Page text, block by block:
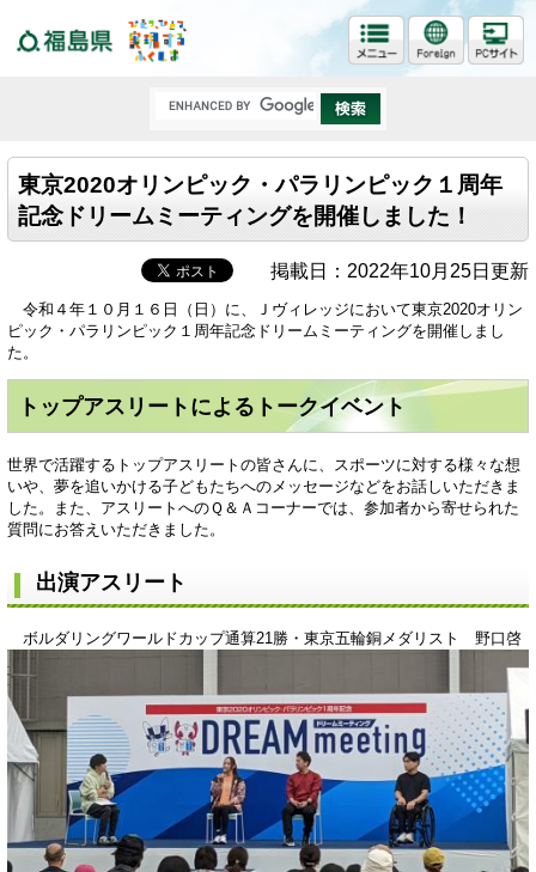
東京2020オリンピック・パラリンピック１周年
記念ドリームミーティングを開催しました！
掲載日：2022年10月25日更新
令和４年１０月１６日（日）に、Ｊヴィレッジにおいて東京2020オリン
ピック・パラリンピック１周年記念ドリームミーティングを開催しまし
た。
トップアスリートによるトークイベント
世界で活躍するトップアスリートの皆さんに、スポーツに対する様々な想
いや、夢を追いかける子どもたちへのメッセージなどをお話しいただきま
した。また、アスリートへのＱ＆Ａコーナーでは、参加者から寄せられた
質問にお答えいただきました。
出演アスリート
ボルダリングワールドカップ通算21勝・東京五輪銅メダリスト 野口啓